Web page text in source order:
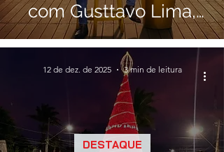
com Gusttavo Lima,
Nattan e grandes
nomes do sertanejo
DESTAQUE
12 de dez. de 2025 3 min de leitura